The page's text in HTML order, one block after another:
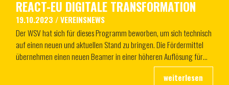
REACT-EU DIGITALE TRANSFORMATION
19.10.2023 /VEREINSNEWS
Der WSV hat sich für dieses Programm beworben, um sich technisch
auf einen neuen und aktuellen Stand zu bringen. Die Fördermittel
übernehmen einen neuen Beamer in einer höheren Auflösung für…